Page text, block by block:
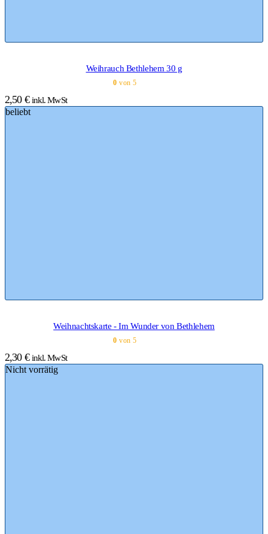
Weihrauch Bethlehem 30 g
0 von 5
2,50 € inkl. MwSt
beliebt
Weihnachtskarte - Im Wunder von Bethlehem
0 von 5
2,30 € inkl. MwSt
Nicht vorrätig